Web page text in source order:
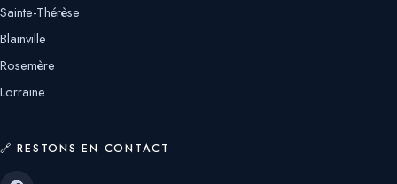
Sainte-Thérèse
Blainville
Rosemère
Lorraine
🔗 RESTONS EN CONTACT